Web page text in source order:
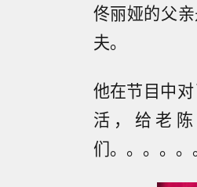
佟丽娅的父
夫。
他在节目中
活，给老
们。。。。。